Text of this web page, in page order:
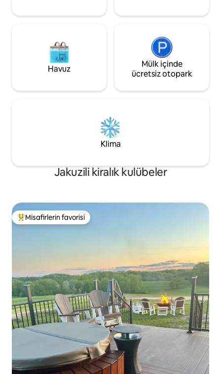
Havuz
Mülk içinde
ücretsiz otopark
Klima
Jakuzili kiralık kulübeler
Misafirlerin favorilerinden en beğenilenler arasında
Misafirlerin favorisi